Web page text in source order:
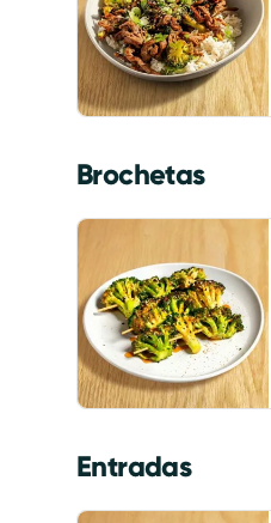
Brochetas
Entradas